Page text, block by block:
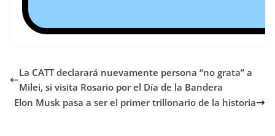
La CATT declarará nuevamente persona “no grata” a
Milei, si visita Rosario por el Día de la Bandera
Elon Musk pasa a ser el primer trillonario de la historia